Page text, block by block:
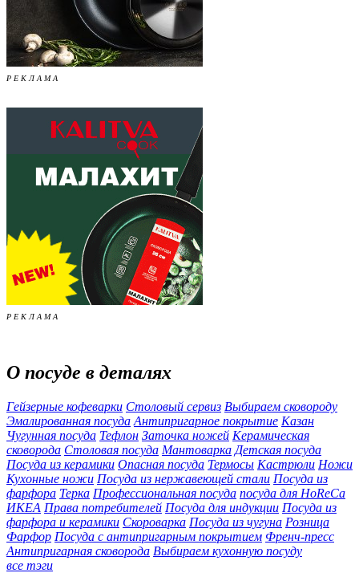
Р Е К Л А М А
Р Е К Л А М А
О посуде в деталях
Гейзерные кофеварки Столовый сервиз Выбираем сковороду
Эмалированная посуда Антипригарное покрытие Казан
Чугунная посуда Тефлон Заточка ножей Керамическая
сковорода Столовая посуда Мантоварка Детская посуда
Посуда из керамики Опасная посуда Термосы Кастрюли Ножи
Кухонные ножи Посуда из нержавеющей стали Посуда из
фарфора Терка Профессиональная посуда посуда для HoReCa
ИКЕА Права потребителей Посуда для индукции Посуда из
фарфора и керамики Скороварка Посуда из чугуна Розница
Фарфор Посуда с антипригарным покрытием Френч-пресс
Антипригарная сковорода Выбираем кухонную посуду
все тэги